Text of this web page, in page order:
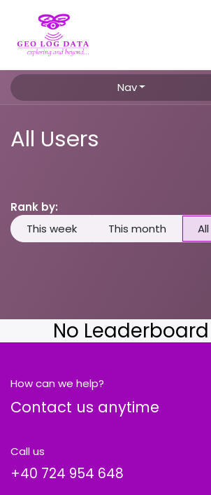
Nav
All Users
Rank by:
This week
This month
No Leaderboard
How can we help?
Contact us anytime
Call us
+40 724 954 648